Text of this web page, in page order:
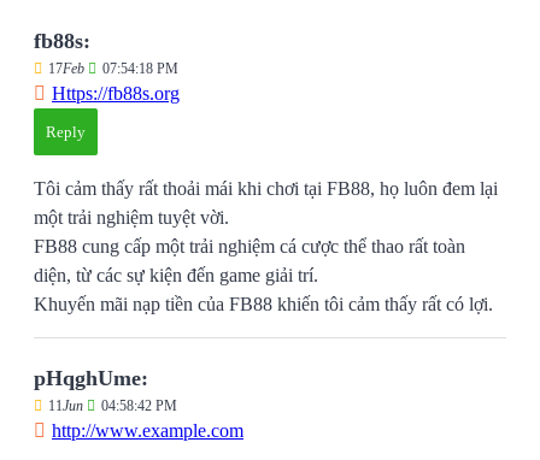
fb88s:
17Feb 07:54:18 PM
Https://fb88s.org
Reply
Tôi cảm thấy rất thoải mái khi chơi tại FB88, họ luôn đem lại
một trải nghiệm tuyệt vời.
FB88 cung cấp một trải nghiệm cá cược thể thao rất toàn
diện, từ các sự kiện đến game giải trí.
Khuyến mãi nạp tiền của FB88 khiến tôi cảm thấy rất có lợi.
pHqghUme:
11Jun 04:58:42 PM
http://www.example.com